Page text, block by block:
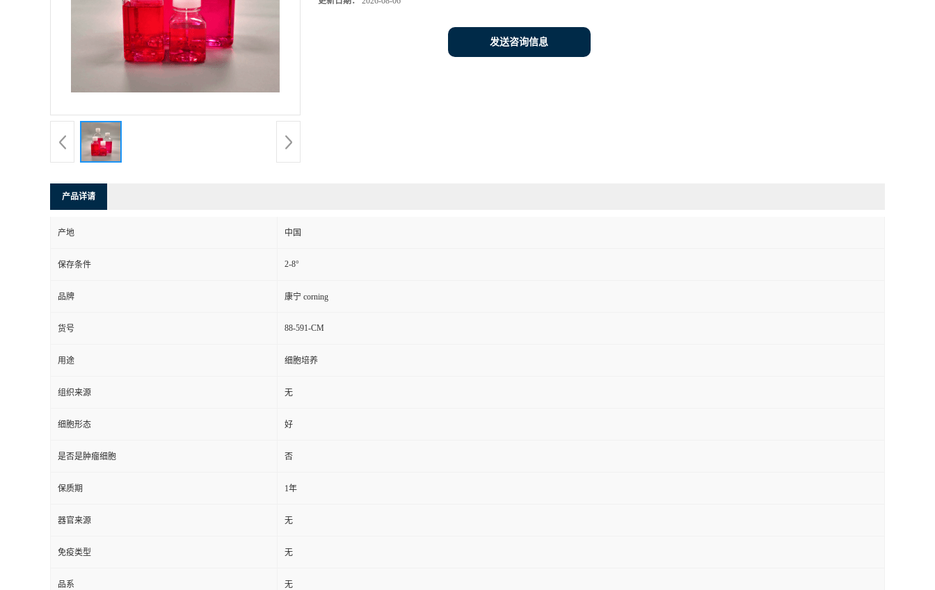
发送咨询信息
产品详请
产地 中国
保存条件 2-8°
品牌 康宁 corning
货号 88-591-CM
用途 细胞培养
组织来源 无
细胞形态 好
是否是肿瘤细胞 否
保质期 1年
器官来源 无
免疫类型 无
品系 无